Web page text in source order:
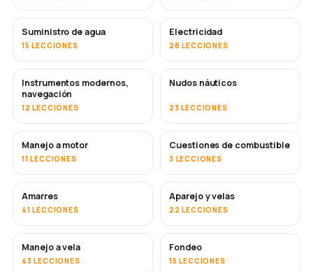
Suministro de agua
15 LECCIONES
Electricidad
28 LECCIONES
Instrumentos modernos,
navegación
12 LECCIONES
Nudos náuticos
23 LECCIONES
Manejo a motor
11 LECCIONES
Cuestiones de combustible
3 LECCIONES
Amarres
41 LECCIONES
Aparejo y velas
22 LECCIONES
Manejo a vela
43 LECCIONES
Fondeo
15 LECCIONES